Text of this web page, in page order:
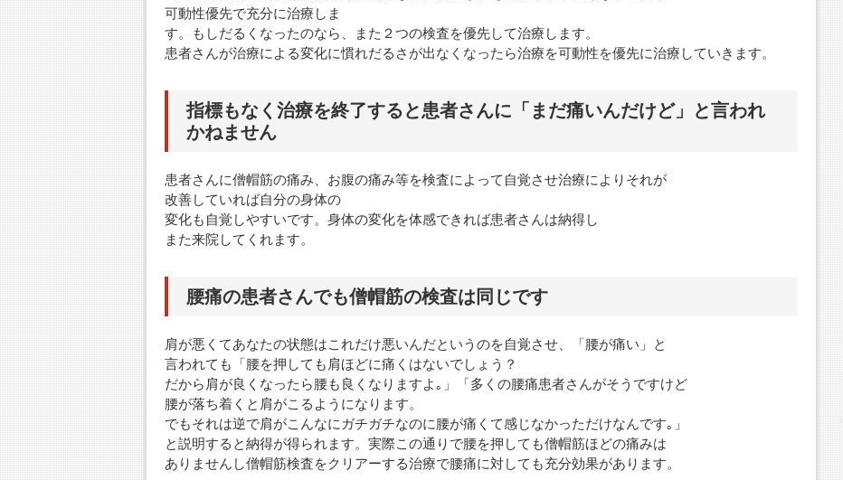
可動性優先で充分に治療しま
す。もしだるくなったのなら、また２つの検査を優先して治療します。
患者さんが治療による変化に慣れだるさが出なくなったら治療を可動性を優先に治療していきます。
指標もなく治療を終了すると患者さんに「まだ痛いんだけど」と言われ
かねません
患者さんに僧帽筋の痛み、お腹の痛み等を検査によって自覚させ治療によりそれが
改善していれば自分の身体の
変化も自覚しやすいです。身体の変化を体感できれば患者さんは納得し
また来院してくれます。
腰痛の患者さんでも僧帽筋の検査は同じです
肩が悪くてあなたの状態はこれだけ悪いんだというのを自覚させ、「腰が痛い」と
言われても「腰を押しても肩ほどに痛くはないでしょう？
だから肩が良くなったら腰も良くなりますよ｡」「多くの腰痛患者さんがそうですけど
腰が落ち着くと肩がこるようになります。
でもそれは逆で肩がこんなにガチガチなのに腰が痛くて感じなかっただけなんです｡」
と説明すると納得が得られます。実際この通りで腰を押しても僧帽筋ほどの痛みは
ありませんし僧帽筋検査をクリアーする治療で腰痛に対しても充分効果があります。